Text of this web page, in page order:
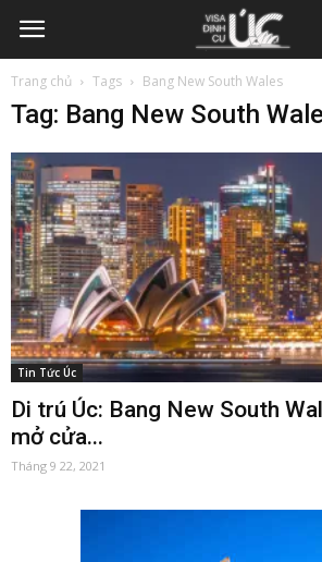
Trang chủ Tags Bang New South Wales
Tag: Bang New South
Tin Tức Úc
Di trú Úc: Bang New South
mở cửa...
Tháng 9 22, 2021